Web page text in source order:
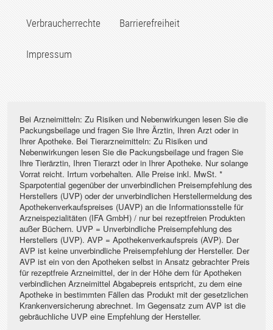
Verbraucherrechte Barrierefreiheit
Impressum
Bei Arzneimitteln: Zu Risiken und Nebenwirkungen lesen Sie die
Packungsbeilage und fragen Sie Ihre Ärztin, Ihren Arzt oder in
Ihrer Apotheke. Bei Tierarzneimitteln: Zu Risiken und
Nebenwirkungen lesen Sie die Packungsbeilage und fragen Sie
Ihre Tierärztin, Ihren Tierarzt oder in Ihrer Apotheke. Nur solange
Vorrat reicht. Irrtum vorbehalten. Alle Preise inkl. MwSt. *
Sparpotential gegenüber der unverbindlichen Preisempfehlung des
Herstellers (UVP) oder der unverbindlichen Herstellermeldung des
Apothekenverkaufspreises (UAVP) an die Informationsstelle für
Arzneispezialitäten (IFA GmbH) / nur bei rezeptfreien Produkten
außer Büchern. UVP = Unverbindliche Preisempfehlung des
Herstellers (UVP). AVP = Apothekenverkaufspreis (AVP). Der
AVP ist keine unverbindliche Preisempfehlung der Hersteller. Der
AVP ist ein von den Apotheken selbst in Ansatz gebrachter Preis
für rezeptfreie Arzneimittel, der in der Höhe dem für Apotheken
verbindlichen Arzneimittel Abgabepreis entspricht, zu dem eine
Apotheke in bestimmten Fällen das Produkt mit der gesetzlichen
Krankenversicherung abrechnet. Im Gegensatz zum AVP ist die
gebräuchliche UVP eine Empfehlung der Hersteller.